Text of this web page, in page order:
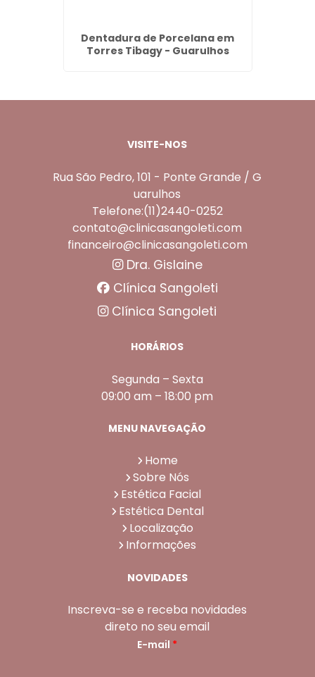
Dentadura de Porcelana em
Torres Tibagy - Guarulhos
VISITE-NOS
Rua São Pedro, 101 - Ponte Grande / G
uarulhos
Telefone:(11)2440-0252
contato@clinicasangoleti.com
financeiro@clinicasangoleti.com
Dra. Gislaine
Clínica Sangoleti
Clínica Sangoleti
HORÁRIOS
Segunda – Sexta
09:00 am – 18:00 pm
MENU NAVEGAÇÃO
Home
Sobre Nós
Estética Facial
Estética Dental
Localização
Informações
NOVIDADES
Inscreva-se e receba novidades
direto no seu email
E-mail *